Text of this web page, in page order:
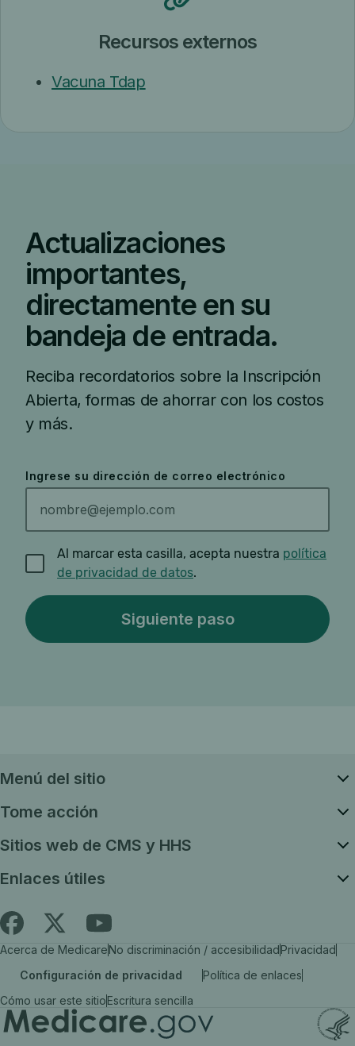
Recursos externos
Vacuna Tdap
Actualizaciones
importantes,
directamente en su
bandeja de entrada.
Reciba recordatorios sobre la Inscripción
Abierta, formas de ahorrar con los costos
y más.
Ingrese su dirección de correo electrónico
Al marcar esta casilla, acepta nuestra política
de privacidad de datos.
Menú del sitio
Tome acción
Sitios web de CMS y HHS
Enlaces útiles
Busque
Medicare.gov
en
Facebook
(el
Siga
es.Medicare.gov
en
X
(el
Busque
Medicare.gov
en
YouTube
(el
Acerca de MedicareNo discriminación / accesibilidadPrivacidad
Configuración de privacidad
Política de enlaces
Cómo usar este sitioEscritura sencilla